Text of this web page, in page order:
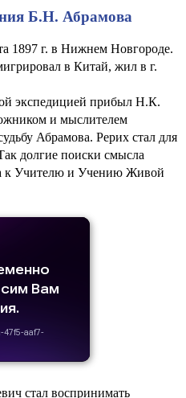
Б.Н. Абрамова
1897 г. в Нижнем Новгороде.
в Китай, жил в г.
экспедицией прибыл Н.К.
и мыслителем
Абрамова. Рерих стал для
долгие поиски смысла
к Учителю и Учению Живой
стал воспринимать